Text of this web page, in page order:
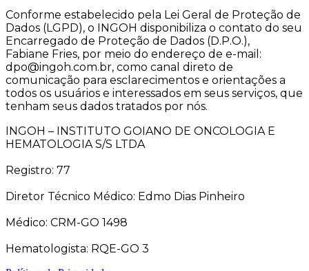
Conforme estabelecido pela Lei Geral de Proteção de
Dados (LGPD), o INGOH disponibiliza o contato do seu
Encarregado de Proteção de Dados (D.P.O.),
Fabiane Fries, por meio do endereço de e-mail:
dpo@ingoh.com.br, como canal direto de
comunicação para esclarecimentos e orientações a
todos os usuários e interessados em seus serviços, que
tenham seus dados tratados por nós.
INGOH – INSTITUTO GOIANO DE ONCOLOGIA E
HEMATOLOGIA S/S LTDA
Registro: 77
Diretor Técnico Médico: Edmo Dias Pinheiro
Médico: CRM-GO 1498
Hematologista: RQE-GO 3